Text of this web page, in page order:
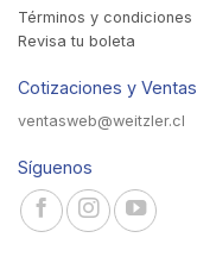
Términos y condiciones
Revisa tu boleta
Cotizaciones y Ventas
ventasweb@weitzler.cl
Síguenos